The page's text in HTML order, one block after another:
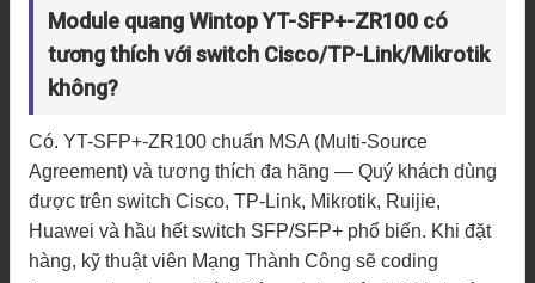
Module quang Wintop YT-SFP+-ZR100 có
tương thích với switch Cisco/TP-Link/Mikrotik
không?
Có. YT-SFP+-ZR100 chuẩn MSA (Multi-Source
Agreement) và tương thích đa hãng — Quý khách dùng
được trên switch Cisco, TP-Link, Mikrotik, Ruijie,
Huawei và hầu hết switch SFP/SFP+ phổ biến. Khi đặt
hàng, kỹ thuật viên Mạng Thành Công sẽ coding